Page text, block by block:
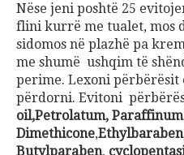
Nëse jeni poshtë 25
flini kurrë me tualet, mos
sidomos në plazhë pa
me shumë ushqim të
perime. Lexoni përbërësit
përdorni. Evitoni
oil,Petrolatum,
Dimethicone,Ethylbaraben
Butylparaben,